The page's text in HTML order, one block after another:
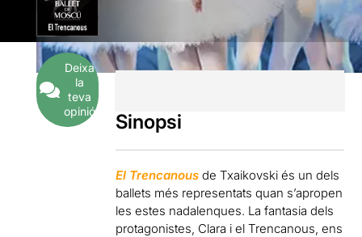
Deixa
la
teva
opinió
Sinopsi
El Trencanous de Txaikovski és un dels
ballets més representats quan s’apropen
les estes nadalenques. La fantasia dels
protagonistes, Clara i el Trencanous, ens